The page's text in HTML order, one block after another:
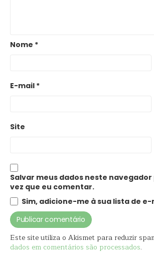
Nome *
E-mail *
Site
Salvar meus dados neste
vez que eu comentar.
Sim, adicione-me à sua lista de e-
Este site utiliza o Akismet para reduzir
dados em comentários são processados.